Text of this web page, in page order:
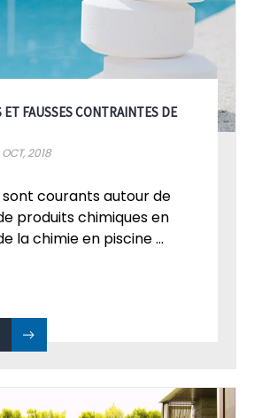
ET FAUSSES CONTRAINTES DE
OCT, 2018
sont courants autour de
produits chimiques en
la chimie en piscine ...